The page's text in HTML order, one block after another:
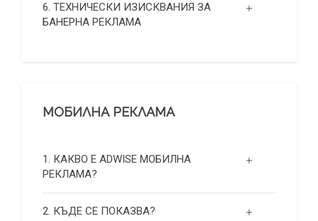
6. ТЕХНИЧЕСКИ ИЗИСКВАНИЯ ЗА
БАНЕРНА РЕКЛАМА
МОБИЛНА РЕКЛАМА
1. КАКВО Е ADWISE МОБИЛНА
РЕКЛАМА?
2. КЪДЕ СЕ ПОКАЗВА?